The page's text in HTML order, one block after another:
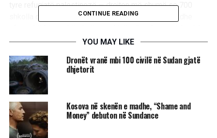
tyre refugjatë palestinezë — drejton më shumë se 700
shkolla që ofrojnë arsim për gjysmë milioni fëmijë dhe
përfshirë ushqimin dhe ndihmë në para.
Nga 1.6 miliardë dollarët e kërkuar, UNRWA tha se 848
milion dollarë nevojiteshin për shërbime të tilla thelbësore.
Ndërsa 781.6 milionë dollarë të tjerë nevojiteshin për
operacione emergjente.
Shefi i UNRWA, Philippe Lazzarini tha se agjencia luajti “një
rol të domosdoshëm” për miliona refugjatë palestinezë.
CONTINUE READING
YOU MAY LIKE
Dronët vranë mbi 100 civilë në Sudan gjatë
dhjetorit
Kosova në skenën e madhe, “Shame and
Money” debuton në Sundance